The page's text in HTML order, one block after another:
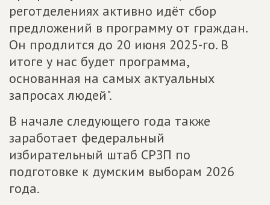
реготделениях активно идёт сбор
предложений в программу от граждан.
Он продлится до 20 июня 2025-го. В
итоге у нас будет программа,
основанная на самых актуальных
запросах людей".
В начале следующего года также
заработает федеральный
избирательный штаб СРЗП по
подготовке к думским выборам 2026
года.